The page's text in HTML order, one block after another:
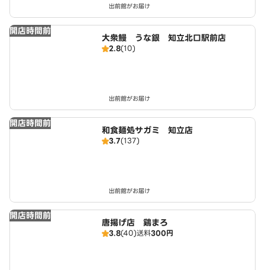
出前館がお届け
開店時間前
大衆鰻 うな銀 知立北口駅前店
2.8(10)
出前館がお届け
開店時間前
和食麺処サガミ 知立店
3.7(137)
出前館がお届け
開店時間前
唐揚げ店 鷄まろ
3.8(40)送料300円